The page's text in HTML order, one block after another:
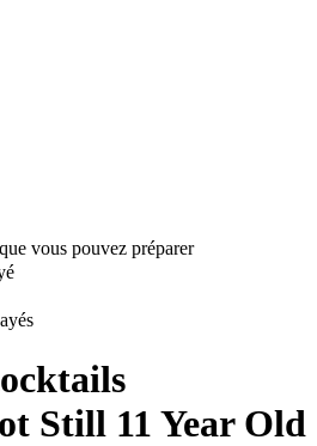
vous pouvez préparer
Still 11 Year Old